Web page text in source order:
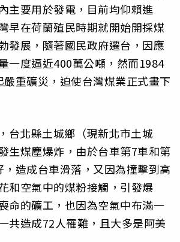
主要用於發電，目前均仰賴進
早在荷蘭殖民時期就開始開採煤
發展，隨著國民政府遷台，因應
一度逼近400萬公噸，然而1984
重礦災，迫使台灣煤業正式畫下
台北縣土城鄉（現新北市土城
生煤塵爆炸，由於台車第7車和第
造成台車滑落，又因為撞擊到高
和空氣中的煤粉接觸，引發爆
命的礦工，也因為空氣中布滿一
共造成72人罹難，且大多是阿美